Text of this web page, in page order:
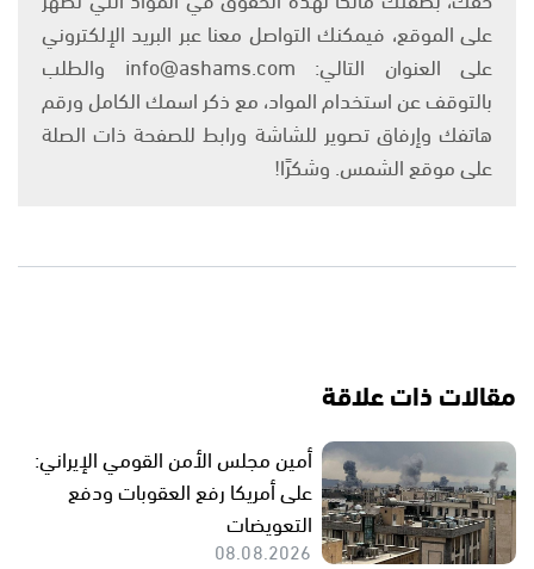
على الموقع، فيمكنك التواصل معنا عبر البريد الإلكتروني
على العنوان التالي: info@ashams.com والطلب
بالتوقف عن استخدام المواد، مع ذكر اسمك الكامل ورقم
هاتفك وإرفاق تصوير للشاشة ورابط للصفحة ذات الصلة
على موقع الشمس. وشكرًا!
مقالات ذات علاقة
أمين مجلس الأمن القومي الإيراني:
على أمريكا رفع العقوبات ودفع
التعويضات
08.08.2026